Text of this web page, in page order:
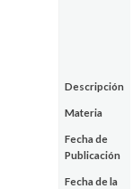
Descripción
Materia
Fecha de
Publicación
Fecha de la